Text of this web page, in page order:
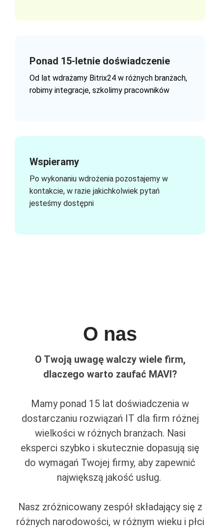
Ponad 15-letnie doświadczenie
Od lat wdrażamy Bitrix24 w różnych branżach,
robimy integracje, szkolimy pracowników
Wspieramy
Po wykonaniu wdrożenia pozostajemy w
kontakcie, w razie jakichkolwiek pytań
jesteśmy dostępni
O nas
O Twoją uwagę walczy wiele firm,
dlaczego warto zaufać MAVI?
Mamy ponad 15 lat doświadczenia w
dostarczaniu rozwiązań IT dla firm różnej
wielkości w różnych branżach. Nasi
eksperci szybko i skutecznie dopasują się
do wymagań Twojej firmy, aby zapewnić
największą jakość usług.
Nasz zróżnicowany zespół składający się z
różnych narodowości, w różnym wieku i płci